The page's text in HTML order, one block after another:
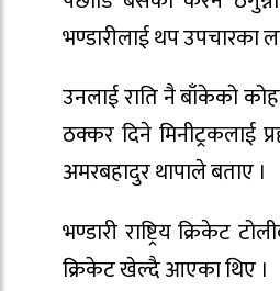
भण्डारीलाई थप उपचारका
उनलाई राति नै बाँकेको
ठक्कर दिने मिनीट्रकलाई
अमरबहादुर थापाले बताए ।
भण्डारी राष्ट्रिय
क्रिकेट खेल्दै आएका थिए ।